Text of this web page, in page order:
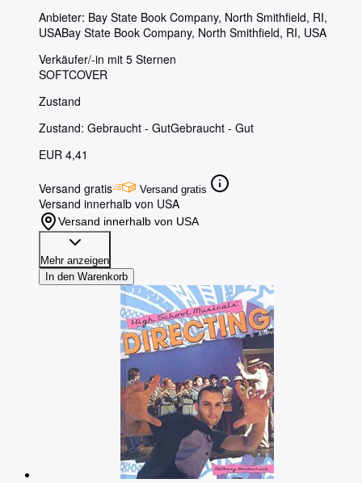
Anbieter: Bay State Book Company, North Smithfield, RI,
USABay State Book Company, North Smithfield, RI, USA
Verkäufer/-in mit 5 Sternen
SOFTCOVER
Zustand
Zustand: Gebraucht - GutGebraucht - Gut
EUR 4,41
Versand gratis Versand gratis
Versand innerhalb von USA
Versand innerhalb von USA
Mehr anzeigen
In den Warenkorb